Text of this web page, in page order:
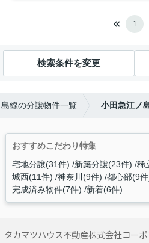
1
検索条件を変更
線の分譲物件一覧 小田急江ノ
おすすめこだわり特集
宅地分譲(31件) 新築分譲(23件) 稀
城西(11件) 神奈川(9件) 都心部(9
完成済み物件(7件) 新着(6件)
タカマツハウス不動産株式会社コー